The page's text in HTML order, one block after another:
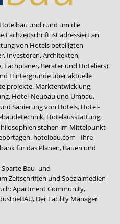
und rund um die
Fachzeitschrift ist adressiert an
von Hotels beteiligten
Investoren, Architekten,
Berater und Hoteliers).
Hintergründe über aktuelle
Marktentwicklung,
Hotel-Neubau und Umbau,
Sanierung von Hotels, Hotel-
Hotelausstattung,
stehen im Mittelpunkt
hotelbau.com - Ihre
für das Planen, Bauen und
Bau- und
Zeitschriften und Spezialmedien
Apartment Community,
, Der Facility Manager